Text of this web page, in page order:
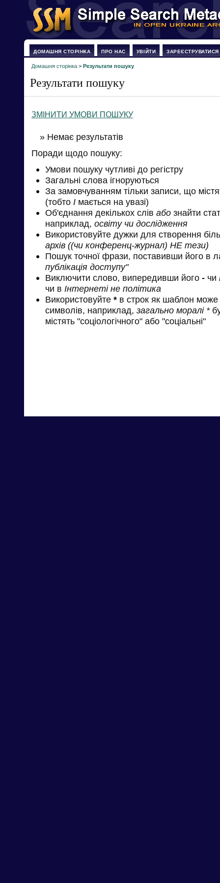
ДОМАШНЯ СТОРІНКА ПРО НАС УВІЙТИ ЗАРЕЄСТРУВАТИСЯ
Домашня сторінка > Результати пошуку
Результати пошуку
ЗМІНИТИ УМОВИ ПОШУКУ
» Немає результатів
Поради щодо пошуку:
Умови пошуку чутливі до регістру
Загальні слова ігноруються
За замовчуванням тільки записи, що
(тобто І мається на увазі)
Об'єднання декількох слів або знайти
наприклад, освіту чи дослідження
Використовуйте дужки для створення
архів ((чи конференц-журнал) НЕ тези)
Пошук точної фрази, поставивши його в
публікація доступу"
Виключити слово, випередивши його - чи
чи в Інтернеті не політика
Використовуйте * в строк як шаблон може
символів, наприклад, загально моралі *
містять "соціологічного" або "соціальні"